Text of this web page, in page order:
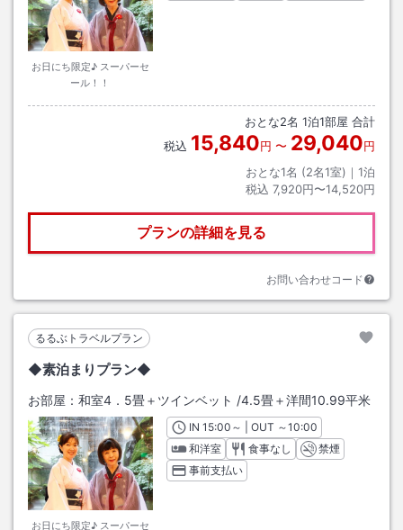
お日にち限定♪ スーパーセ
ール！！
おとな2名 1泊1部屋 合計
税込 15,840円 〜 29,040円
おとな1名 (2名1室)｜ 1泊
税込 7,920円〜14,520円
プランの詳細を見る
お問い合わせコード
るるぶトラベルプラン
◆素泊まりプラン◆
お部屋： 和室4．5畳＋ツインベット /4.5畳＋洋間10.99平米
お日にち限定♪ スーパーセ
INチェックイン
15:00 ～ | OUT チェックアウト
～10:00
和洋室
食事なし
禁煙
事前支払い